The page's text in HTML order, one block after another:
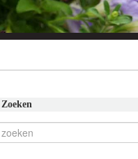
Zoeken